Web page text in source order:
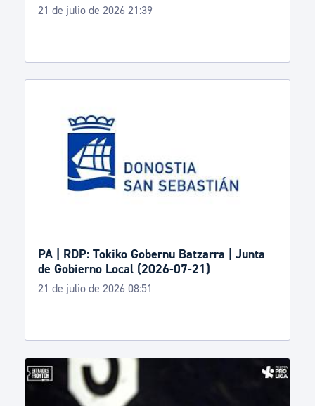
21 de julio de 2026 21:39
PA | RDP: Tokiko Gobernu Batzarra | Junta
de Gobierno Local (2026-07-21)
21 de julio de 2026 08:51